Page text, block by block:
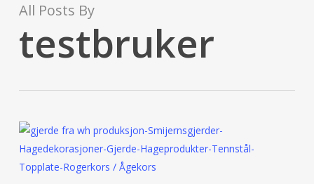
All Posts By
testbruker